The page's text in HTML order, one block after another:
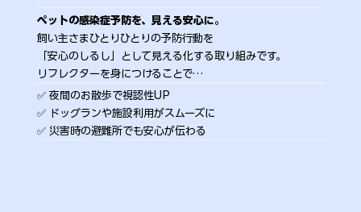
ペットの感染症予防を、見える安心に。
飼い主さまひとりひとりの予防行動を
「安心のしるし」として見える化する取り組みです。
リフレクターを身につけることで…
✅️ 夜間のお散歩で視認性UP
✅️ ドッグランや施設利用がスムーズに
✅️ 災害時の避難所でも安心が伝わる